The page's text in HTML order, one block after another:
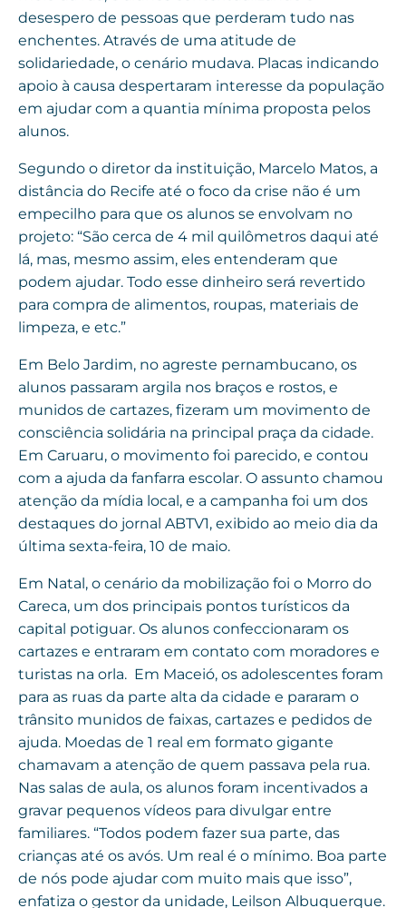
desespero de pessoas que perderam tudo nas
enchentes. Através de uma atitude de
solidariedade, o cenário mudava. Placas indicando
apoio à causa despertaram interesse da população
em ajudar com a quantia mínima proposta pelos
alunos.
Segundo o diretor da instituição, Marcelo Matos, a
distância do Recife até o foco da crise não é um
empecilho para que os alunos se envolvam no
projeto: “São cerca de 4 mil quilômetros daqui até
lá, mas, mesmo assim, eles entenderam que
podem ajudar. Todo esse dinheiro será revertido
para compra de alimentos, roupas, materiais de
limpeza, e etc.”
Em Belo Jardim, no agreste pernambucano, os
alunos passaram argila nos braços e rostos, e
munidos de cartazes, fizeram um movimento de
consciência solidária na principal praça da cidade.
Em Caruaru, o movimento foi parecido, e contou
com a ajuda da fanfarra escolar. O assunto chamou
atenção da mídia local, e a campanha foi um dos
destaques do jornal ABTV1, exibido ao meio dia da
última sexta-feira, 10 de maio.
Em Natal, o cenário da mobilização foi o Morro do
Careca, um dos principais pontos turísticos da
capital potiguar. Os alunos confeccionaram os
cartazes e entraram em contato com moradores e
turistas na orla. Em Maceió, os adolescentes foram
para as ruas da parte alta da cidade e pararam o
trânsito munidos de faixas, cartazes e pedidos de
ajuda. Moedas de 1 real em formato gigante
chamavam a atenção de quem passava pela rua.
Nas salas de aula, os alunos foram incentivados a
gravar pequenos vídeos para divulgar entre
familiares. “Todos podem fazer sua parte, das
crianças até os avós. Um real é o mínimo. Boa parte
de nós pode ajudar com muito mais que isso”,
enfatiza o gestor da unidade, Leilson Albuquerque.